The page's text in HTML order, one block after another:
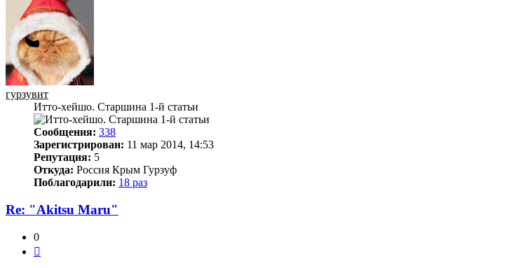
гурзувит
Итто-хейшо. Старшина 1-й статьи
Сообщения: 338
Зарегистрирован: 11 мар 2014, 14:53
Репутация: 5
Откуда: Россия Крым Гурзуф
Поблагодарили: 18 раз
Re: "Аkitsu Maru"
0